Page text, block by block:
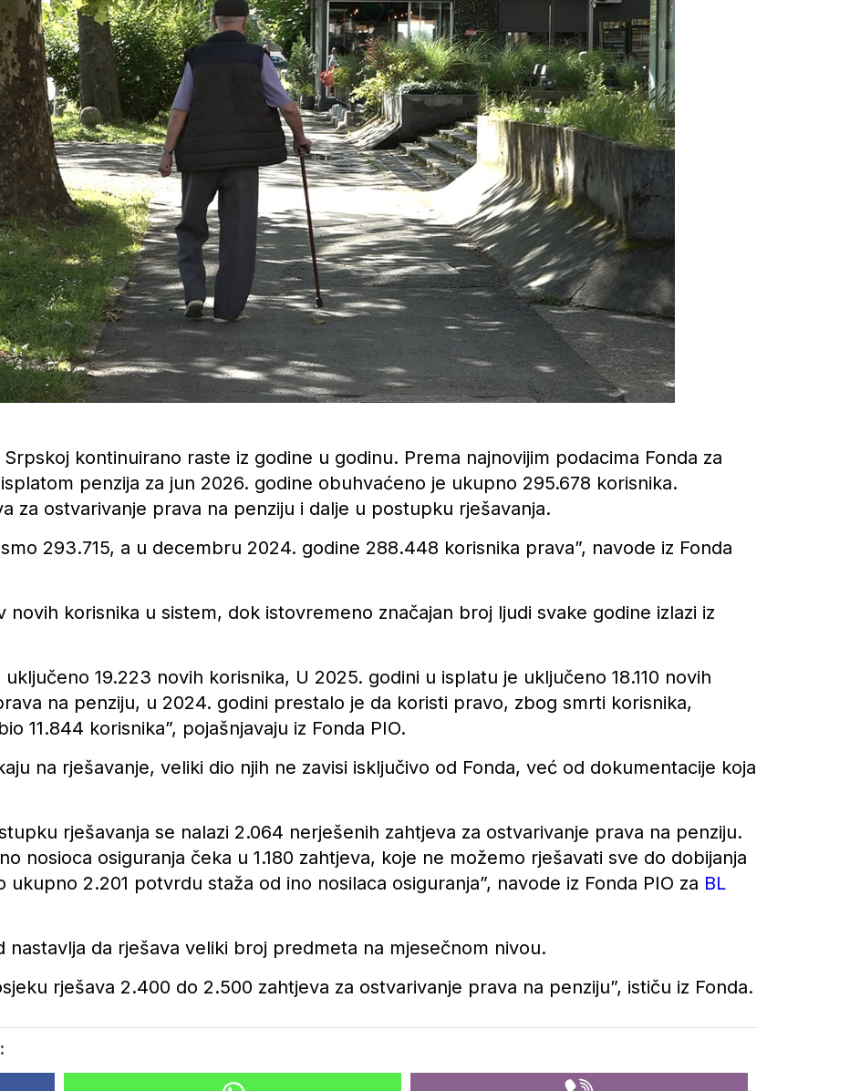
kontinuirano raste iz godine u godinu. Prema najnovijim podacima Fonda za
penzija za jun 2026. godine obuhvaćeno je ukupno 295.678 korisnika.
za ostvarivanje prava na penziju i dalje u postupku rješavanja.
293.715, a u decembru 2024. godine 288.448 korisnika prava”, navode iz Fonda
korisnika u sistem, dok istovremeno značajan broj ljudi svake godine izlazi iz
19.223 novih korisnika, U 2025. godini u isplatu je uključeno 18.110 novih
na penziju, u 2024. godini prestalo je da koristi pravo, zbog smrti korisnika,
11.844 korisnika”, pojašnjavaju iz Fonda PIO.
na rješavanje, veliki dio njih ne zavisi isključivo od Fonda, već od dokumentacije koja
rješavanja se nalazi 2.064 nerješenih zahtjeva za ostvarivanje prava na penziju.
nosioca osiguranja čeka u 1.180 zahtjeva, koje ne možemo rješavati sve do dobijanja
2.201 potvrdu staža od ino nosilaca osiguranja”, navode iz Fonda PIO za BL
nastavlja da rješava veliki broj predmeta na mjesečnom nivou.
rješava 2.400 do 2.500 zahtjeva za ostvarivanje prava na penziju”, ističu iz Fonda.